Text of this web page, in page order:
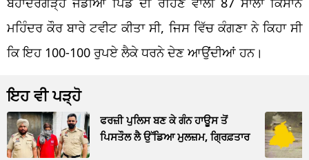
ਮਹਿੰਦਰ ਕੌਰ ਬਾਰੇ ਟਵੀਟ ਕੀਤਾ ਸੀ, ਜਿਸ ਵਿੱਚ ਕੰਗਣਾ ਨੇ ਕਿਹਾ ਸੀ
ਕਿ ਇਹ 100-100 ਰੁਪਏ ਲੈਕੇ ਧਰਨੇ ਦੇਣ ਆਉਂਦੀਆਂ ਹਨ।
ਇਹ ਵੀ ਪੜ੍ਹੋ
ਫਰਜ਼ੀ ਪੁਲਿਸ ਬਣ ਕੇ ਗੰਨ ਹਾਊਸ ਤੋਂ
ਪਿਸਤੌਲ ਲੈ ਉੱਡਿਆ ਮੁਲਜ਼ਮ, ਗ੍ਰਿਫ਼ਤਾਰ